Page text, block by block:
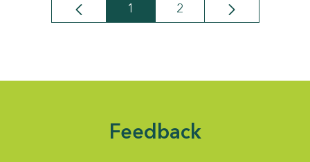
Seite
1 Seite
2
Feedback